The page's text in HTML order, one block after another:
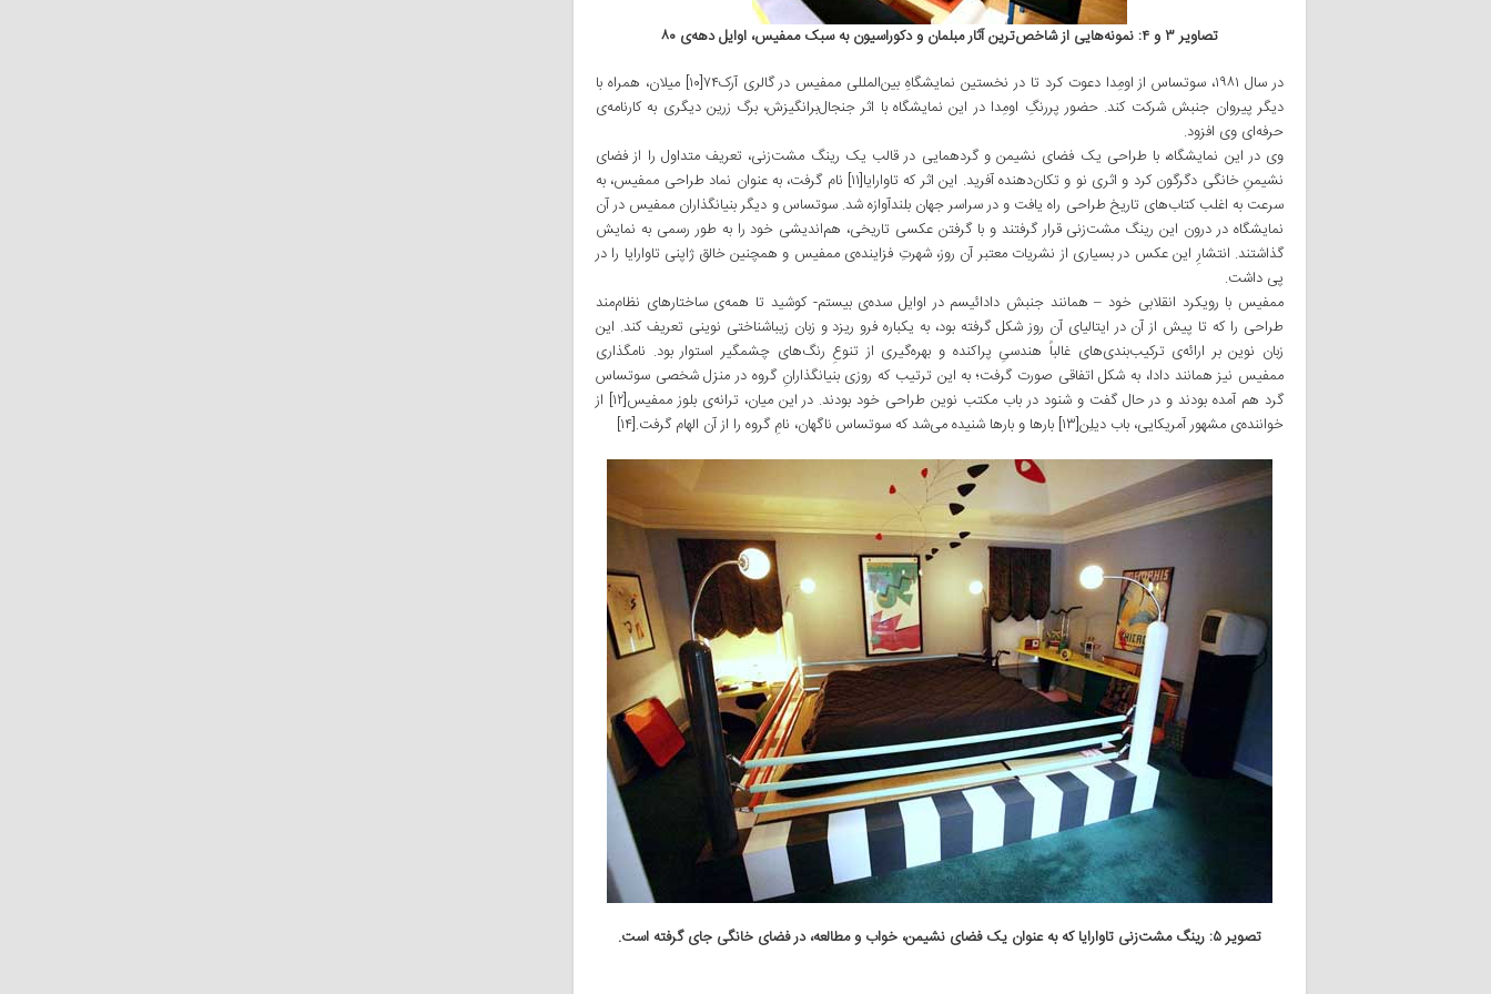
تصاویر ۳ و ۴: نمونه‌هایی از شاخص‌ترین آثار مبلمان و دکوراسیون به سبک ممفیس، اوایل دهه‌ی ۸۰
در سال ۱۹۸۱، سوتساس از اومِدا دعوت کرد تا در نخستین نمایشگاهِ بین‌المللی ممفیس در گالری آرک۷۴[۱۰] میلان، همراه با
دیگر پیروان جنبش شرکت کند. حضور پررنگِ اومِدا در این نمایشگاه با اثر جنجال‌برانگیزش، برگ زرین دیگری به کارنامه‌ی
حرفه‌ای وی افزود.
وی در این نمایشگاه، با طراحی یک فضای نشیمن و گردهمایی در قالب یک رینگ مشت‌زنی، تعریف متداول را از فضای
نشیمنِ خانگی دگرگون کرد و اثری نو و تکان‌دهنده آفرید. این اثر که تاوارایا[۱۱] نام گرفت، به عنوان نماد طراحی ممفیس، به
سرعت به اغلب کتاب‌های تاریخ طراحی راه یافت و در سراسر جهان بلندآوازه شد. سوتساس و دیگر بنیانگذاران ممفیس در آن
نمایشگاه در درون این رینگ مشت‌زنی قرار گرفتند و با گرفتن عکسی تاریخی، هم‌اندیشی خود را به طور رسمی به نمایش
گذاشتند. انتشارِ این عکس در بسیاری از نشریات معتبر آن روز، شهرتِ فزاینده‌ی ممفیس و همچنین خالق ژاپنی تاوارایا را در
پی داشت.
ممفیس با رویکرد انقلابی خود – همانند جنبش دادائیسم در اوایل سده‌ی بیستم- کوشید تا همه‌ی ساختارهای نظام‌مند
طراحی را که تا پیش از آن در ایتالیای آن روز شکل گرفته بود، به یکباره فرو ریزد و زبان زیباشناختی نوینی تعریف کند. این
زبان نوین بر ارائه‌ی ترکیب‌بندی‌های غالباً هندسیِ پراکنده و بهره‌گیری از تنوعِ رنگ‌های چشمگیر استوار بود. نامگذاری
ممفیس نیز همانند دادا، به شکل اتفاقی صورت گرفت؛ به این ترتیب که روزی بنیانگذارانِ گروه در منزل شخصی سوتساس
گرد هم آمده بودند و در حال گفت و شنود در باب مکتب نوین طراحی خود بودند. در این میان، ترانه‌ی بلوز ممفیس[۱۲] از
خواننده‌ی مشهور آمریکایی، باب دیلِن[۱۳] بارها و بارها شنیده می‌شد که سوتساس ناگهان، نامِ گروه را از آن الهام گرفت.[۱۴]
تصویر ۵: رینگ مشت‌زنی تاوارایا که به عنوان یک فضای نشیمن، خواب و مطالعه، در فضای خانگی جای گرفته است.